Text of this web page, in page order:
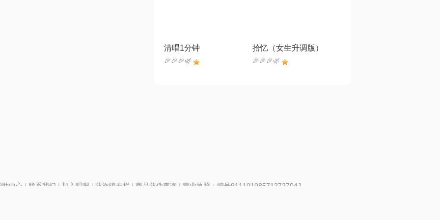
清唱1分钟
🎉🎉🎉🌿
拾忆（女生升调版）
🎉🎉🎉🌿
助中心 | 联系我们 | 加入唱吧 | 防诈骗专栏 | 商品防伪查询 | 营业执照：编号91110108571272704J